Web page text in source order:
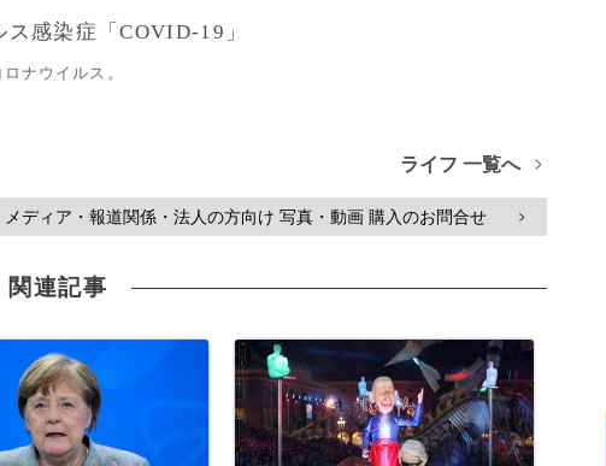
感染症「COVID-19」
ナウイルス。
ライフ 一覧へ >
メディア・報道関係・法人の方向け 写真・動画 購入のお問合せ >
関連記事